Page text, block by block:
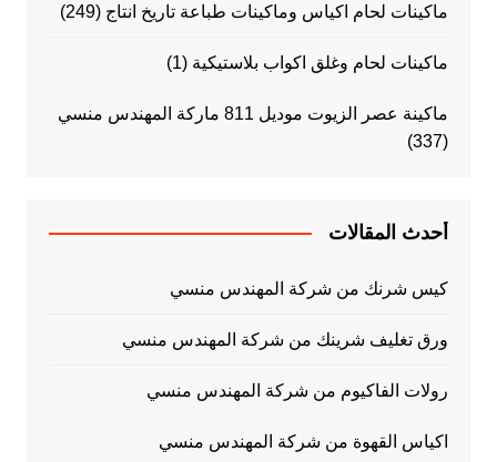
ماكينات لحام اكياس وماكينات طباعة تاريخ انتاج (249)
ماكينات لحام وغلق اكواب بلاستيكية (1)
ماكينة عصر الزيوت موديل 811 ماركة المهندس منسي
(337)
أحدث المقالات
كيس شرنك من شركة المهندس منسي
ورق تغليف شرينك من شركة المهندس منسي
رولات الفاكيوم من شركة المهندس منسي
اكياس القهوة من شركة المهندس منسي